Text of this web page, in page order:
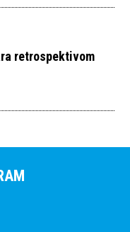
retrospektivom